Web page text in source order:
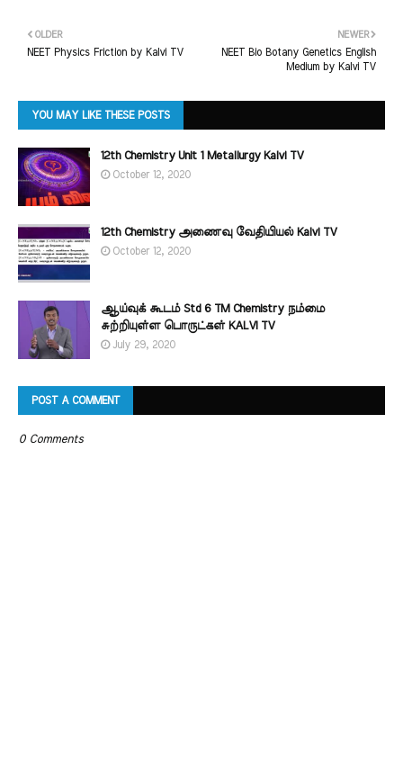
NEWER
NEET Bio Botany Genetics English
Medium by Kalvi TV
OLDER
NEET Physics Friction by Kalvi TV
YOU MAY LIKE THESE POSTS
12th Chemistry Unit 1 Metallurgy Kalvi TV
October 12, 2020
12th Chemistry அணைவு வேதியியல் Kalvi TV
October 12, 2020
ஆய்வுக் கூடம் Std 6 TM Chemistry நம்மை
சுற்றியுள்ள பொருட்கள் KALVI TV
July 29, 2020
POST A COMMENT
0 Comments